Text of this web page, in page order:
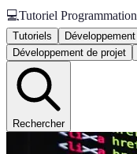
💻Tutoriel Programmation
Tutoriels
Développement de projet
Rechercher